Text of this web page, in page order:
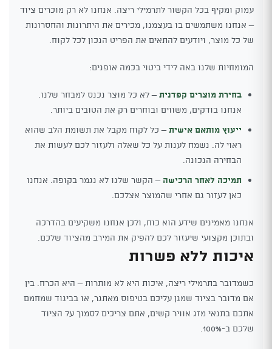
עמוק ומקיף בכל הקשור לתרמילי ריצה. אנחנו לא רק מוכרים ציוד
– אנחנו משתמשים בו בעצמנו, מכירים את היתרונות והחסרונות
של כל מוצר, ויודעים להתאים את הפריט הנכון לכל לקוח.
המומחיות שלנו באה לידי ביטוי בכמה אופנים:
בחירת מוצרים קפדנית– לא כל מוצר נכנס למבחר שלנו.
אנחנו בודקים, משווים ובוחרים רק את הטובים ביותר.
ייעוץ מותאם אישית– כל לקוח מקבל את תשומת הלב שהוא
ראוי לה. נשמח לענות על כל שאלה ולעזור לכם לעשות את
הבחירה הנכונה.
תמיכה לאחר הרכישה – הקשר שלנו לא נגמר בקופה. אנחנו
כאן לעזור גם אחרי שהמוצר אצלכם.
אנחנו מאמינים שידע הוא כוח, ולכן אנחנו משקיעים בהדרכה
ובתוכן מקצועי שיעזור לכם להפיק את המירב מהציוד שלכם.
איכות ללא פשרות
כשמדובר בתרמילי ריצה, איכות היא לא מותרות – היא הכרח. בין
אם מדובר בציוד שמגן עליכם בטיפוס מאתגר, או בביגוד שמחמם
אתכם בתנאי מזג אוויר קשים, אתם צריכים לסמוך על הציוד
שלכם ב-100%.